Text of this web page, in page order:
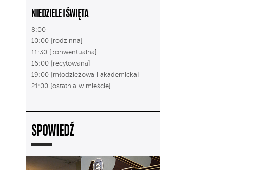
NIEDZIELE I ŚWIĘTA
8:00
10:00 [rodzinna]
11:30 [konwentualna]
16:00 [recytowana]
19:00 [młodzieżowa i akademicka]
21:00 [ostatnia w mieście]
SPOWIEDŹ